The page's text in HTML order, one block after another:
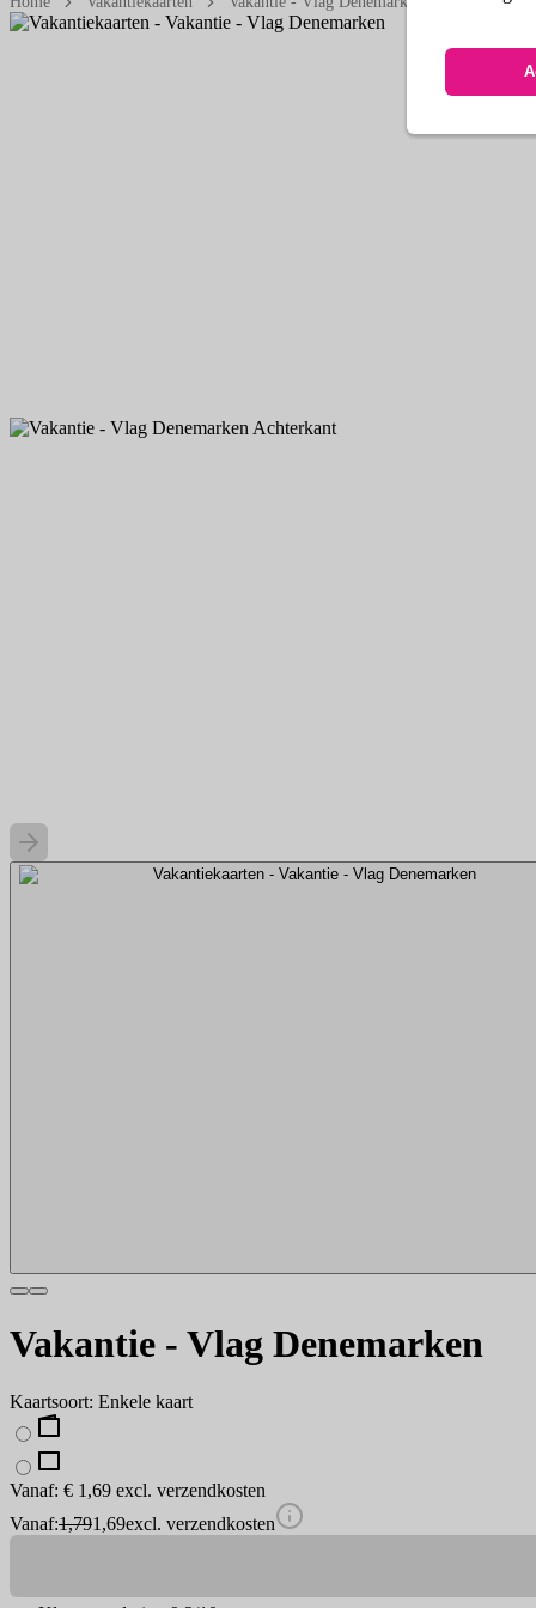
Vakantie - Vlag Denemarken
Kaartsoort: Enkele kaart
Vanaf: € 1,69 excl. verzendkosten
Vanaf:1,791,69excl. verzendkosten